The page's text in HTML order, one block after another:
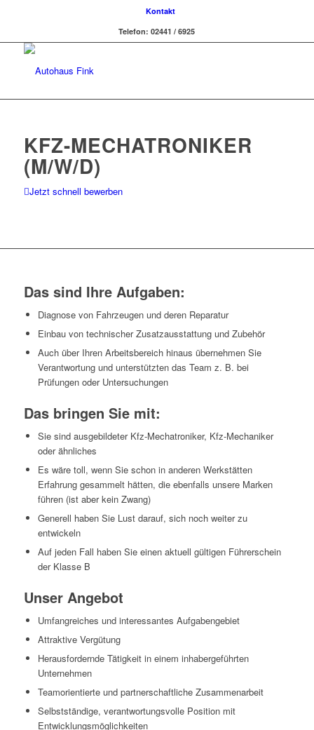
Kontakt
Telefon: 02441 / 6925
KFZ-MECHATRONIKER
(M/W/D)
Jetzt schnell bewerben
Das sind Ihre Aufgaben:
Diagnose von Fahrzeugen und deren Reparatur
Einbau von technischer Zusatzausstattung und Zubehör
Auch über Ihren Arbeitsbereich hinaus übernehmen Sie
Verantwortung und unterstützten das Team z. B. bei
Prüfungen oder Untersuchungen
Das bringen Sie mit:
Sie sind ausgebildeter Kfz-Mechatroniker, Kfz-Mechaniker
oder ähnliches
Es wäre toll, wenn Sie schon in anderen Werkstätten
Erfahrung gesammelt hätten, die ebenfalls unsere Marken
führen (ist aber kein Zwang)
Generell haben Sie Lust darauf, sich noch weiter zu
entwickeln
Auf jeden Fall haben Sie einen aktuell gültigen Führerschein
der Klasse B
Unser Angebot
Umfangreiches und interessantes Aufgabengebiet
Attraktive Vergütung
Herausfordernde Tätigkeit in einem inhabergeführten
Unternehmen
Teamorientierte und partnerschaftliche Zusammenarbeit
Selbstständige, verantwortungsvolle Position mit
Entwicklungsmöglichkeiten